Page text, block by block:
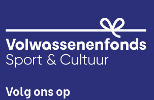
Volg ons op